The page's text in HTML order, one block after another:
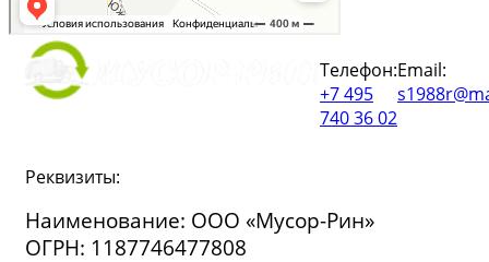
Телефон:
+7 495
740 36 02
Email:
Реквизиты:
Наименование: ООО «Мусор-Рин»
ОГРН: 1187746477808